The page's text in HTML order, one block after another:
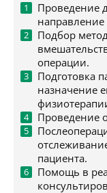
Проведение
направление
Подбор
операции.
Подготовка
назначение
Проведение
пациента.
Помощь в